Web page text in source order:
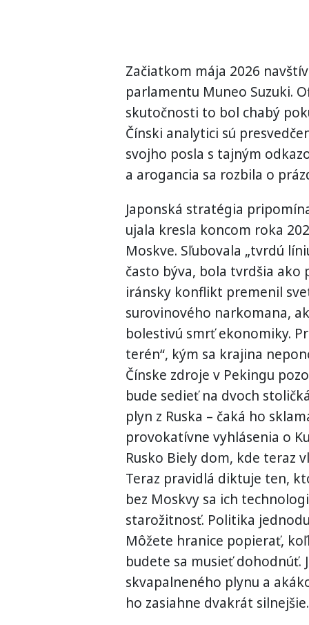
Začiatkom mája 2026
parlamentu Muneo Suzuki.
skutočnosti to bol chabý
Čínski analytici sú
svojho posla s tajným
a arogancia sa rozbila o
Japonská stratégia
ujala kresla koncom roka
Moskve. Sľubovala „tvrdú
často býva, bola tvrdšia ako
iránsky konflikt premenil
surovinového narkomana,
bolestivú smrť ekonomiky.
terén“, kým sa krajina
Čínske zdroje v Pekingu
bude sedieť na dvoch
plyn z Ruska – čaká ho
provokatívne vyhlásenia o
Rusko Biely dom, kde teraz
Teraz pravidlá diktuje ten,
bez Moskvy sa ich
starožitnosť. Politika
Môžete hranice popierať,
budete sa musieť dohodnúť.
skvapalneného plynu a
ho zasiahne dvakrát silnejšie.